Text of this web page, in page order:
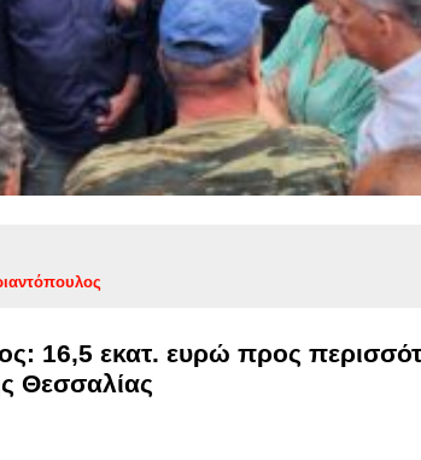
16,5 εκατ. ευρώ προς
Θεσσαλίας